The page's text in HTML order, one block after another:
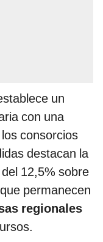
un
con una
consorcios
destacan la
12,5% sobre
permanecen
regionales